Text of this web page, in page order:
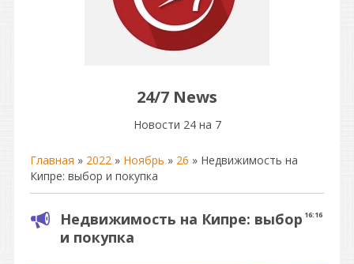
24/7 News
Новости 24 на 7
Главная » 2022 » Ноябрь » 26 » Недвижимость на
Кипре: выбор и покупка
16:16
Недвижимость на Кипре: выбор
и покупка